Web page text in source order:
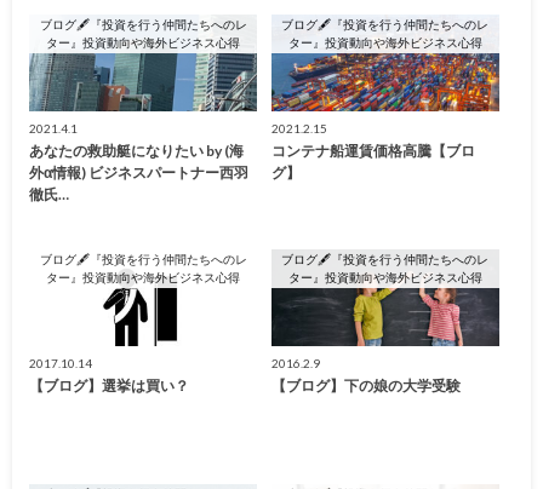
ブログ🖋『投資を行う仲間たちへのレ
ター』投資動向や海外ビジネス心得
2021.4.1
あなたの救助艇になりたい by (海
外α情報) ビジネスパートナー西羽
徹氏…
ブログ🖋『投資を行う仲間たちへのレ
ター』投資動向や海外ビジネス心得
2021.2.15
コンテナ船運賃価格高騰【ブロ
グ】
ブログ🖋『投資を行う仲間たちへのレ
ター』投資動向や海外ビジネス心得
2017.10.14
【ブログ】選挙は買い？
ブログ🖋『投資を行う仲間たちへのレ
ター』投資動向や海外ビジネス心得
2016.2.9
【ブログ】下の娘の大学受験